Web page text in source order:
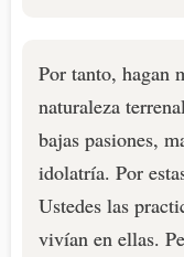
Por tanto, hagan
naturaleza
bajas pasiones,
idolatría. Por
Ustedes las
vivían en ellas.